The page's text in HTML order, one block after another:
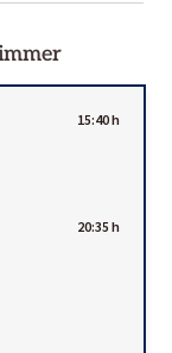
15:40 h
20:35 h